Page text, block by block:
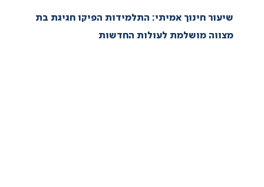
שיעור חינוך אמיתי: התלמידות הפיקו חגיגת בת
מצווה מושלמת לעולות החדשות